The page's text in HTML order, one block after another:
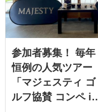
参加者募集！ 毎年
恒例の人気ツアー
「マジェスティ ゴ
ルフ協賛 コンペ in